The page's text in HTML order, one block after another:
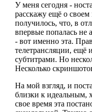
У меня сегодня -
расскажу ещё о
получилось, что, в
впервые попалась не
- вот именно эта.
телетрансляции, ещё
субтитрами. Но
Несколько
На мой взгляд, и
близки к идеальным,
свое время эта